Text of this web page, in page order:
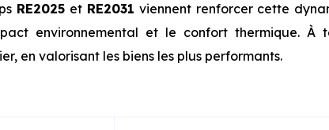
RE2025 et RE2031 viennent renforcer cette
environnemental et le confort thermique. À
en valorisant les biens les plus performants.